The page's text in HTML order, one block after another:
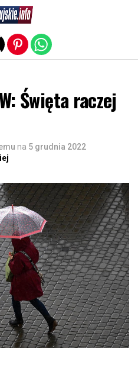
Święta raczej
na 5 grudnia 2022
version